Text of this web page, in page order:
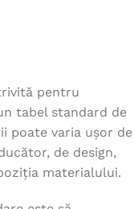
pentru
tabel standard de
poate varia ușor de
de design,
materialului.